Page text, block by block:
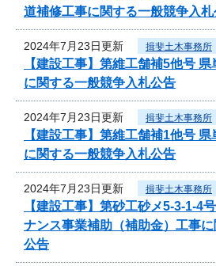
道補修工事に関する一般競争入
2024年7月23日更新 揖斐土木事務所
【建設工事】第維工舗補5他号
に関する一般競争入札公告
2024年7月23日更新 揖斐土木事務所
【建設工事】第維工舗補1他号
に関する一般競争入札公告
2024年7月23日更新 揖斐土木事務所
【建設工事】第砂工砂メ5-3-1-
ナンス事業補助（補助金）工事
公告